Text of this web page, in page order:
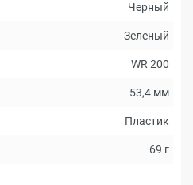
Черный
Зеленый
WR 200
53,4 мм
Пластик
69 г